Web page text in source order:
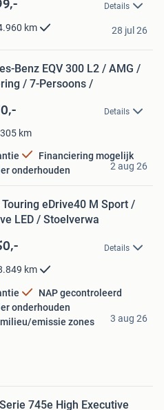
Details
km 28 jul 26
Benz EQV 300 L2 / AMG /
/ 7-Persoons /
Details
km
Financiering mogelijk
onderhouden
2 aug 26
Touring eDrive40 M Sport /
LED / Stoelverwa
Details
km
NAP gecontroleerd
onderhouden
emissie zones
3 aug 26
745e High Executive